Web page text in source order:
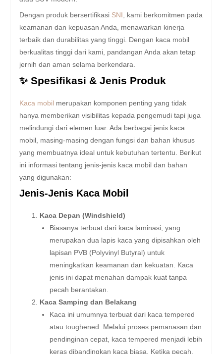
Dengan produk bersertifikasi SNI
, kami berkomitmen pada
keamanan dan kepuasan Anda, menawarkan kinerja
terbaik dan durabilitas yang tinggi. Dengan kaca mobil
berkualitas tinggi dari kami, pandangan Anda akan tetap
jernih dan aman selama berkendara.
✨ Spesifikasi & Jenis Produk
Kaca mobil merupakan komponen penting yang tidak
hanya memberikan visibilitas kepada pengemudi tapi juga
melindungi dari elemen luar. Ada berbagai jenis kaca
mobil, masing-masing dengan fungsi dan bahan khusus
yang membuatnya ideal untuk kebutuhan tertentu. Berikut
ini informasi tentang jenis-jenis kaca mobil dan bahan
yang digunakan:
Jenis-Jenis Kaca Mobil
Kaca Depan (Windshield)
Biasanya terbuat dari kaca laminasi, yang
merupakan dua lapis kaca yang dipisahkan oleh
lapisan PVB (Polyvinyl Butyral) untuk
meningkatkan keamanan dan kekuatan. Kaca
jenis ini dapat menahan dampak kuat tanpa
pecah berantakan.
Kaca Samping dan Belakang
Kaca ini umumnya terbuat dari kaca tempered
atau toughened. Melalui proses pemanasan dan
pendinginan cepat, kaca tempered menjadi lebih
keras dibandingkan kaca biasa. Ketika pecah,